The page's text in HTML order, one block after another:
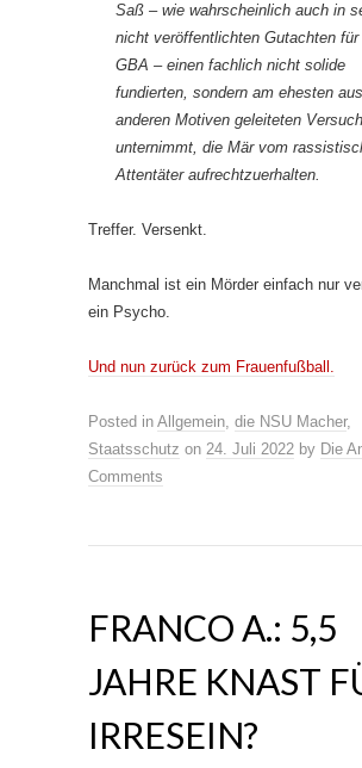
Saß – wie wahrscheinlich auch in
nicht veröffentlichten Gutachten für
GBA – einen fachlich nicht solide
fundierten, sondern am ehesten aus
anderen Motiven geleiteten Versuch
unternimmt, die Mär vom
Attentäter aufrechtzuerhalten.
Treffer. Versenkt.
Manchmal ist ein Mörder einfach nur
ein Psycho.
Und nun zurück zum Frauenfußball.
Posted in Allgemein, die NSU Macher,
Staatsschutz on 24. Juli 2022 by Die
Comments
FRANCO A.: 5,5
JAHRE KNAST
IRRESEIN?